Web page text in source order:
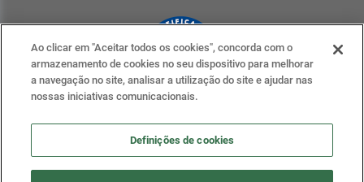
Clique para mais informações
ERS nas redes sociais
Ao clicar em "Aceitar todos os cookies", concorda com o
armazenamento de cookies no seu dispositivo para melhorar
a navegação no site, analisar a utilização do site e ajudar nas
nossas iniciativas comunicacionais.
Definições de cookies